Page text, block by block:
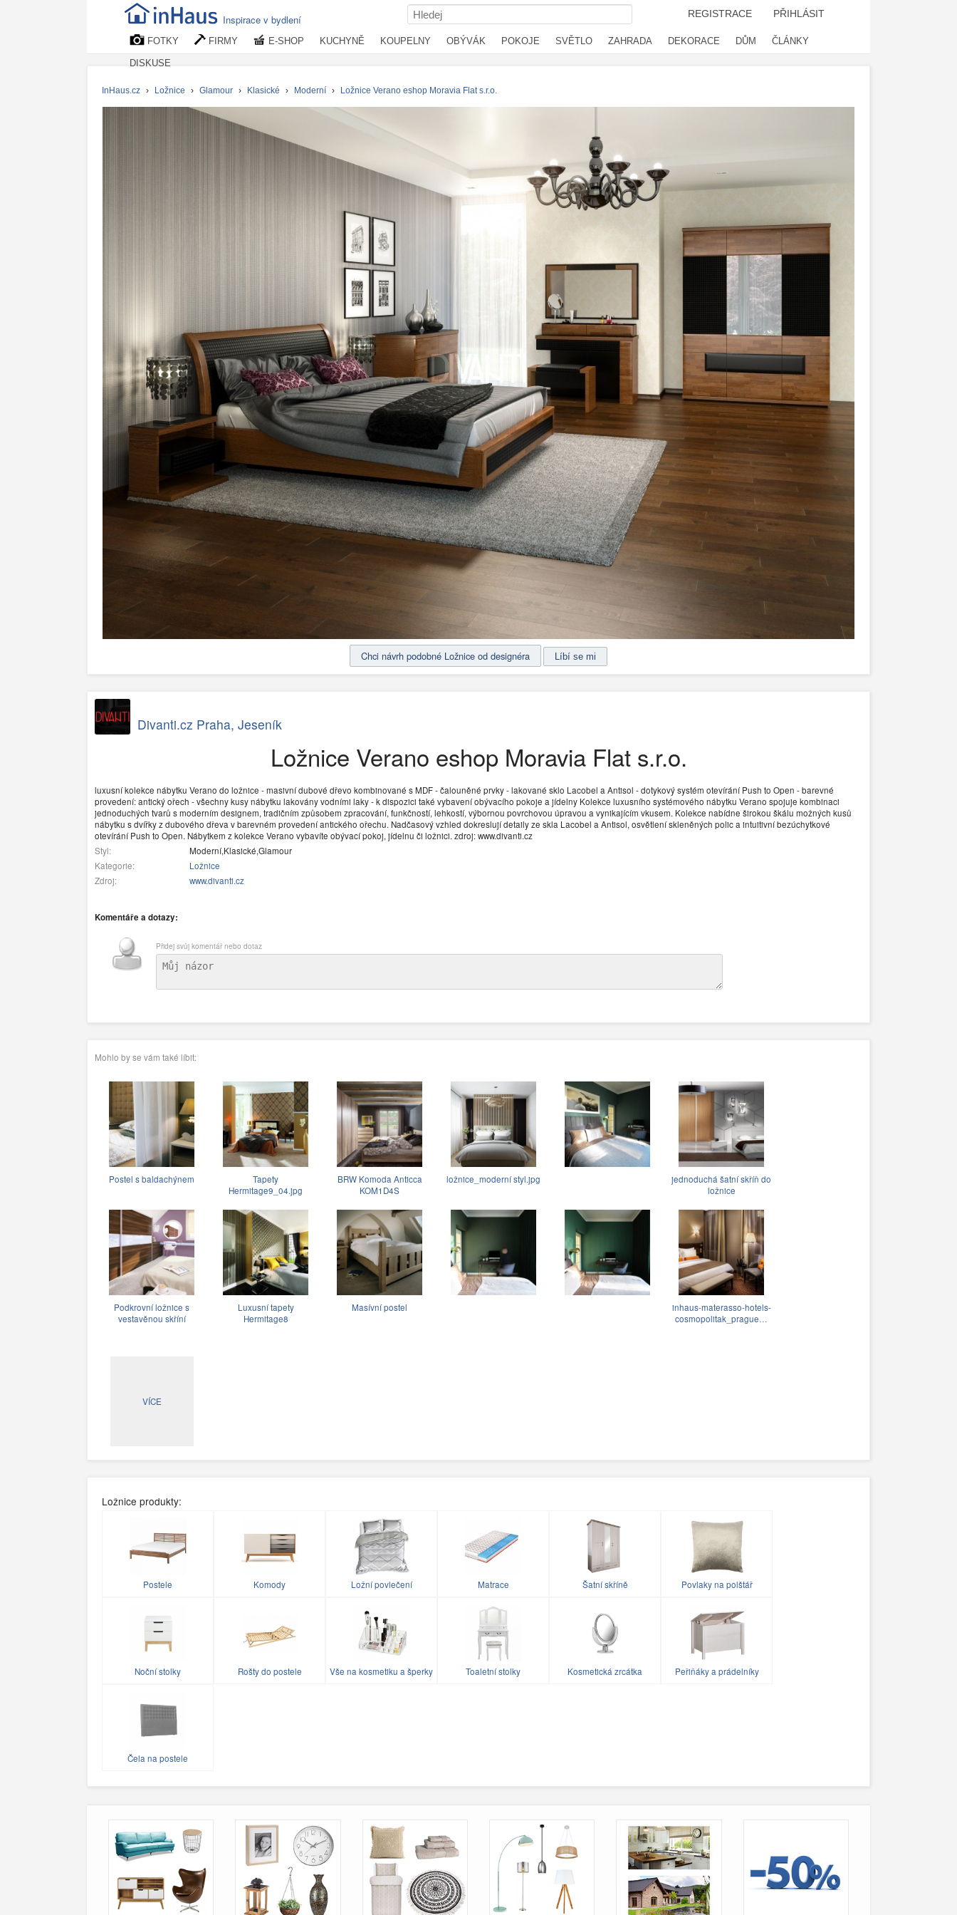
Inspirace v bydlení REGISTRACE PŘIHLÁSIT
FOTKY FIRMY E-SHOP KUCHYNĚ KOUPELNY OBÝVÁK POKOJE SVĚTLO ZAHRADA DEKORACE DŮM ČLÁNKY
DISKUSE
InHaus.cz › Ložnice › Glamour › Klasické › Moderní › Ložnice Verano eshop Moravia Flat s.r.o.
Chci návrh podobné Ložnice od designéra
Divanti.cz Praha, Jeseník
Ložnice Verano eshop Moravia Flat s.r.o.
luxusní kolekce nábytku Verano do ložnice - masivní dubové dřevo kombinované s MDF - čalouněné prvky - lakované sklo Lacobel a Antisol - dotykový systém otevírání Push to Open - barevné
provedení: antický ořech - všechny kusy nábytku lakovány vodními laky - k dispozici také vybavení obývacího pokoje a jídelny Kolekce luxusního systémového nábytku Verano spojuje kombinaci
jednoduchých tvarů s moderním designem, tradičním způsobem zpracování, funkčností, lehkostí, výbornou povrchovou úpravou a vynikajícím vkusem. Kolekce nabídne širokou škálu možných kusů
nábytku s dvířky z dubového dřeva v barevném provedení antického ořechu. Nadčasový vzhled dokreslují detaily ze skla Lacobel a Antisol, osvětlení skleněných polic a intuitivní bezúchytkové
otevírání Push to Open. Nábytkem z kolekce Verano vybavíte obývací pokoj, jídelnu či ložnici. zdroj: www.divanti.cz
Styl:
Moderní,Klasické,Glamour
Kategorie:
Ložnice
Zdroj:
www.divanti.cz
Komentáře a dotazy:
Přidej svůj komentář nebo dotaz
Mohlo by se vám také líbit:
Postel s baldachýnem
Tapety
Hermitage9_04.jpg
BRW Komoda Anticca
KOM1D4S
ložnice_moderní styl.jpg
jednoduchá šatní skříň do
ložnice
Podkrovní ložnice s
vestavěnou skříní
Luxusní tapety
Hermitage8
Masívní postel
inhaus-materasso-hotels-
cosmopolitak_prague…
VÍCE
Ložnice produkty:
Postele Komody Ložní povlečení Matrace Šatní skříně Povlaky na polštář
Noční stolky Rošty do postele Vše na kosmetiku a šperky Toaletní stolky Kosmetická zrcátka Peřiňáky a prádelníky
Čela na postele